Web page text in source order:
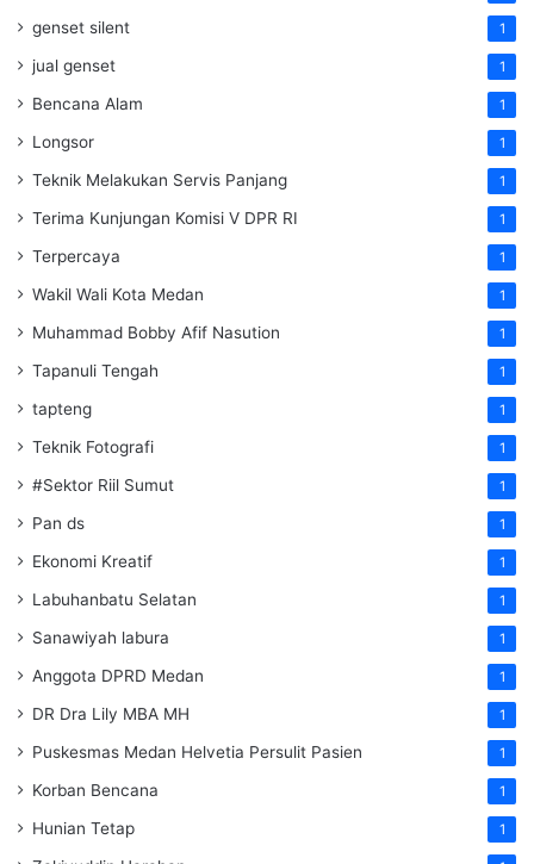
genset silent 1
jual genset 1
Bencana Alam 1
Longsor 1
Teknik Melakukan Servis Panjang 1
Terima Kunjungan Komisi V DPR RI 1
Terpercaya 1
Wakil Wali Kota Medan 1
Muhammad Bobby Afif Nasution 1
Tapanuli Tengah 1
tapteng 1
Teknik Fotografi 1
#Sektor Riil Sumut 1
Pan ds 1
Ekonomi Kreatif 1
Labuhanbatu Selatan 1
Sanawiyah labura 1
Anggota DPRD Medan 1
DR Dra Lily MBA MH 1
Puskesmas Medan Helvetia Persulit Pasien 1
Korban Bencana 1
Hunian Tetap 1